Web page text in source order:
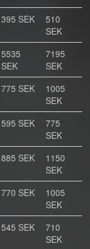
395 SEK
510
SEK
5535
SEK
7195
SEK
775 SEK
1005
SEK
595 SEK
775
SEK
885 SEK
1150
SEK
770 SEK
1005
SEK
545 SEK
710
SEK